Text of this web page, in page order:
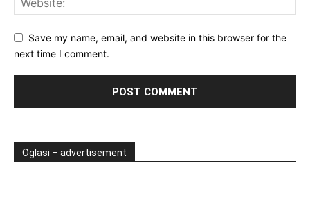
Save my name, email, and website in this browser for the
next time I comment.
Oglasi – advertisement